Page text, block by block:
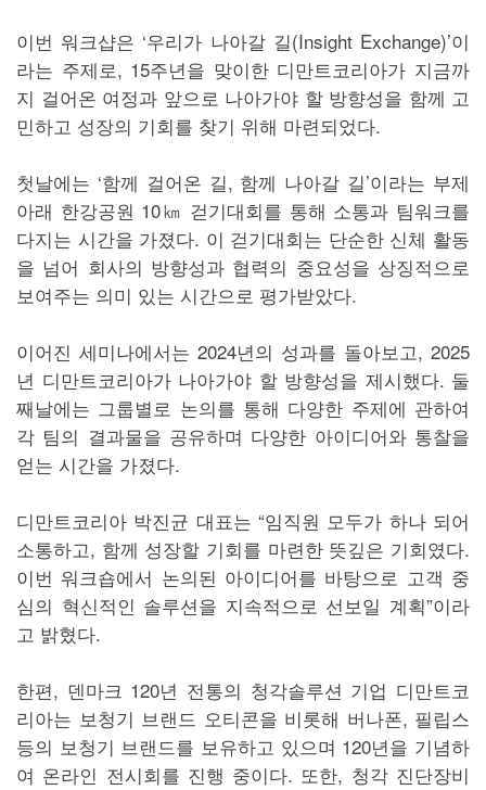
이번 워크샵은 ‘우리가 나아갈 길(Insight Exchange)’이
라는 주제로, 15주년을 맞이한 디만트코리아가 지금까
지 걸어온 여정과 앞으로 나아가야 할 방향성을 함께 고
민하고 성장의 기회를 찾기 위해 마련되었다.
첫날에는 ‘함께 걸어온 길, 함께 나아갈 길’이라는 부제
아래 한강공원 10㎞ 걷기대회를 통해 소통과 팀워크를
다지는 시간을 가졌다. 이 걷기대회는 단순한 신체 활동
을 넘어 회사의 방향성과 협력의 중요성을 상징적으로
보여주는 의미 있는 시간으로 평가받았다.
이어진 세미나에서는 2024년의 성과를 돌아보고, 2025
년 디만트코리아가 나아가야 할 방향성을 제시했다. 둘
째날에는 그룹별로 논의를 통해 다양한 주제에 관하여
각 팀의 결과물을 공유하며 다양한 아이디어와 통찰을
얻는 시간을 가졌다.
디만트코리아 박진균 대표는 “임직원 모두가 하나 되어
소통하고, 함께 성장할 기회를 마련한 뜻깊은 기회였다.
이번 워크숍에서 논의된 아이디어를 바탕으로 고객 중
심의 혁신적인 솔루션을 지속적으로 선보일 계획”이라
고 밝혔다.
한편, 덴마크 120년 전통의 청각솔루션 기업 디만트코
리아는 보청기 브랜드 오티콘을 비롯해 버나폰, 필립스
등의 보청기 브랜드를 보유하고 있으며 120년을 기념하
여 온라인 전시회를 진행 중이다. 또한, 청각 진단장비